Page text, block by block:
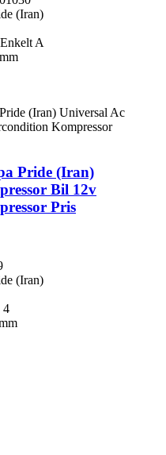
(Iran)
Enkelt A
Pride (Iran)
Bil 12v
Pris
(Iran)
4